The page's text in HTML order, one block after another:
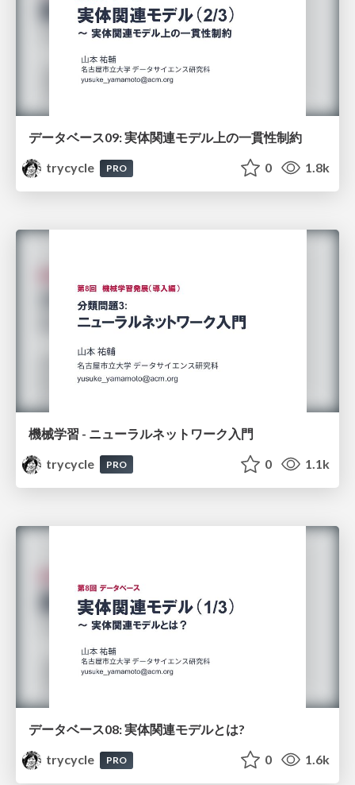
データベース09: 実体関連モデル上の一貫性制約
trycycle
PRO 0 1.8k
機械学習 - ニューラルネットワーク入門
trycycle
PRO 0 1.1k
データベース08: 実体関連モデルとは?
trycycle
PRO 0 1.6k